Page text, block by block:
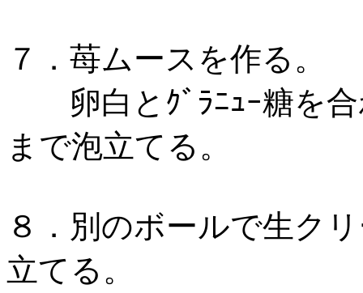
７．苺ムースを作る。
卵白とｸﾞﾗﾆｭｰ糖を合
まで泡立てる。
８．別のボールで生ク
立てる。